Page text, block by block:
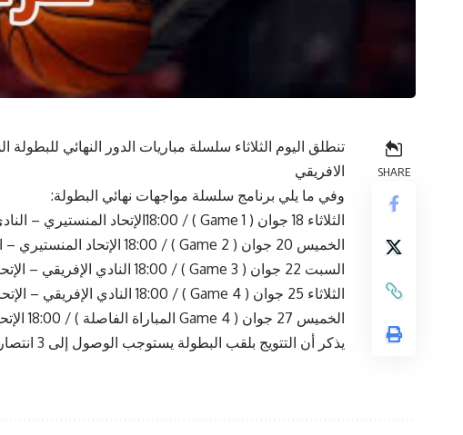
SHARE
تنطلق اليوم الثلاثاء سلسلة مباريات الدور النهائي للبطولة
الافريقي
وفي ما يلي برنامج سلسلة مواجهات نهائي البطولة:
الثلاثاء 18 جوان ( Game 1 ) / 18:00الإتحاد المنستيري – النادي الإفريقي
الخميس 20 جوان ( Game 2 ) / 18:00 الإتحاد المنستيري – النادي الإفريقي
السبت 22 جوان ( Game 3 ) / 18:00 النادي الإفريقي – الإتحاد المنستيري
الثلاثاء 25 جوان ( Game 4 ) / 18:00 النادي الإفريقي – الإتحاد المنستيري
الخميس 27 جوان ( Game 4 المباراة الفاصلة ) / 18:00 الإتحاد المنستيري – النادي الإفريقي.
يذكر أن التتويج بلقب البطولة يستوجب الوصول إلى 3 انتصارات.